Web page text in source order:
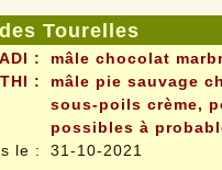
Tourelles
:
:
le :
mâle chocolat
mâle pie sauvage
sous-poils crème,
possibles à
31-10-2021